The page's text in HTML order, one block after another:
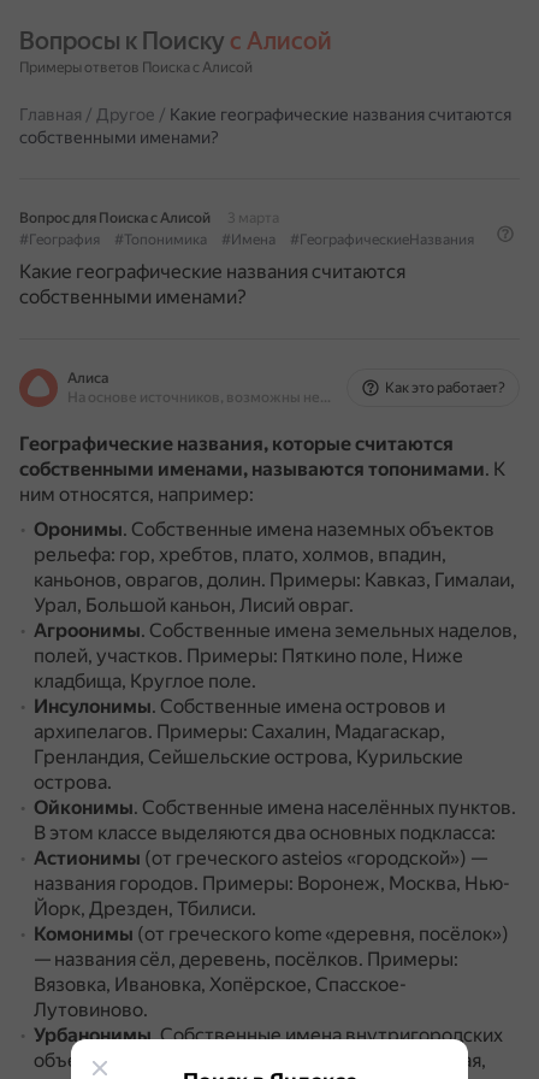
Вопросы к Поиску с Алисой
Примеры ответов Поиска с Алисой
Главная / Другое / Какие географические названия считаются
собственными именами?
Вопрос для Поиска с Алисой
3 марта
#География
#Топонимика #Имена #ГеографическиеНазвания
Какие географические названия считаются
собственными именами?
Алиса
На основе источников, возможны неточности
Как это работает?
Географические названия, которые считаются
собственными именами, называются топонимами. К
ним относятся, например:
Оронимы. Собственные имена наземных объектов
рельефа: гор, хребтов, плато, холмов, впадин,
каньонов, оврагов, долин. Примеры: Кавказ, Гималаи,
Урал, Большой каньон, Лисий овраг.
Агроонимы. Собственные имена земельных наделов,
полей, участков. Примеры: Пяткино поле, Ниже
кладбища, Круглое поле.
Инсулонимы. Собственные имена островов и
архипелагов. Примеры: Сахалин, Мадагаскар,
Гренландия, Сейшельские острова, Курильские
острова.
Ойконимы. Собственные имена населённых пунктов.
В этом классе выделяются два основных подкласса:
Астионимы (от греческого asteios «городской») —
названия городов. Примеры: Воронеж, Москва, Нью-
Йорк, Дрезден, Тбилиси.
Комонимы (от греческого kome «деревня, посёлок»)
— названия сёл, деревень, посёлков. Примеры:
Вязовка, Ивановка, Хопёрское, Спасское-
Лутовиново.
Урбанонимы.Собственные имена внутригородских
объектов.
Примеры: улица Чехова, улица Садовая,